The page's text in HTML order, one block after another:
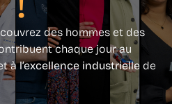
des hommes et des
chaque jour au
àl’excellence industrielle de